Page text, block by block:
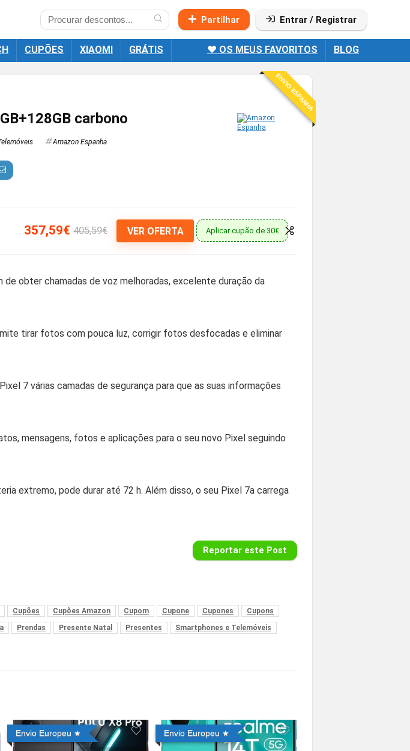
Partilhar Entrar / Registrar
CUPÕES XIAOMI GRÁTIS ❤️ OS MEUS FAVORITOS BLOG
ENVIO ESPANHA
carbono
Amazon Espanha
357,59€ 405,59€ VER OFERTA Aplicar cupão de 30€
obter chamadas de voz melhoradas, excelente duração da
tirar fotos com pouca luz, corrigir fotos desfocadas e eliminar
7 várias camadas de segurança para que as suas informações
mensagens, fotos e aplicações para o seu novo Pixel seguindo
extremo, pode durar até 72 h. Além disso, o seu Pixel 7a carrega
Reportar este Post
Cupões Cupões Amazon Cupom Cupone Cupones
Cupons
Prendas Presente Natal Presentes
Smartphones e Telemóveis
Envio Europeu Envio Europeu